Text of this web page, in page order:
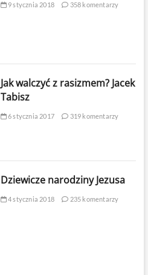
9 stycznia 2018 358 komentarzy
Jak walczyć z rasizmem? Jacek
Tabisz
6 stycznia 2017 319 komentarzy
Dziewicze narodziny Jezusa
4 stycznia 2018 235 komentarzy